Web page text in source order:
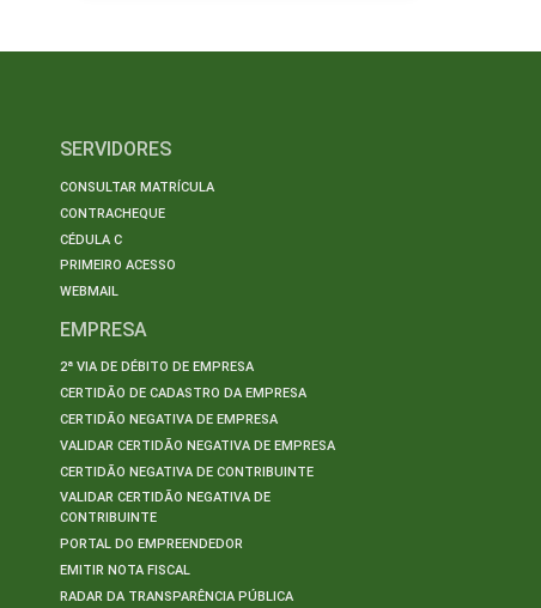
SERVIDORES
CONSULTAR MATRÍCULA
CONTRACHEQUE
CÉDULA C
PRIMEIRO ACESSO
WEBMAIL
EMPRESA
2ª VIA DE DÉBITO DE EMPRESA
CERTIDÃO DE CADASTRO DA EMPRESA
CERTIDÃO NEGATIVA DE EMPRESA
VALIDAR CERTIDÃO NEGATIVA DE EMPRESA
CERTIDÃO NEGATIVA DE CONTRIBUINTE
VALIDAR CERTIDÃO NEGATIVA DE
CONTRIBUINTE
PORTAL DO EMPREENDEDOR
EMITIR NOTA FISCAL
RADAR DA TRANSPARÊNCIA PÚBLICA